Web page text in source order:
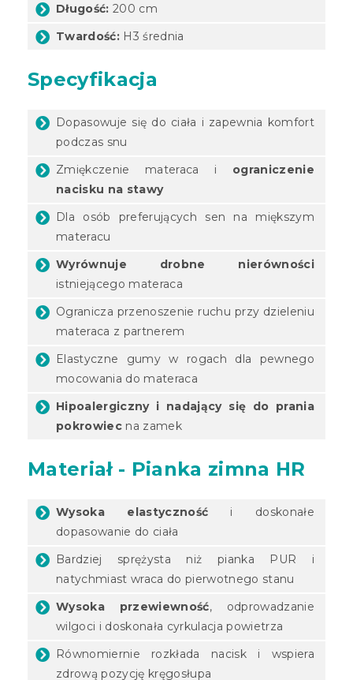
Długość: 200 cm
Twardość: H3 średnia
Specyfikacja
Dopasowuje się do ciała i zapewnia komfort
podczas snu
Zmiękczenie materaca i ograniczenie
nacisku na stawy
Dla osób preferujących sen na miększym
materacu
Wyrównuje drobne nierówności
istniejącego materaca
Ogranicza przenoszenie ruchu przy dzieleniu
materaca z partnerem
Elastyczne gumy w rogach dla pewnego
mocowania do materaca
Hipoalergiczny i nadający się do prania
pokrowiec na zamek
Materiał - Pianka zimna HR
Wysoka elastyczność i doskonałe
dopasowanie do ciała
Bardziej sprężysta niż pianka PUR i
natychmiast wraca do pierwotnego stanu
Wysoka przewiewność, odprowadzanie
wilgoci i doskonała cyrkulacja powietrza
Równomiernie rozkłada nacisk i wspiera
zdrową pozycję kręgosłupa